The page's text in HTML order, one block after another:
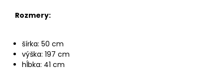
Rozmery:
šírka: 50 cm
výška: 197 cm
hĺbka: 41 cm